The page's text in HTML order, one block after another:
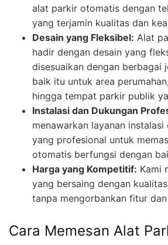
alat parkir otomatis dengan
yang terjamin kualitas dan
Desain yang Fleksibel: Alat
hadir dengan desain yang
disesuaikan dengan berbagai
baik itu untuk area
hingga tempat parkir publik
Instalasi dan Dukungan
menawarkan layanan instalasi
yang profesional untuk
otomatis berfungsi dengan
Harga yang Kompetitif: Kami
yang bersaing dengan
tanpa mengorbankan fitur
Cara Memesan Alat